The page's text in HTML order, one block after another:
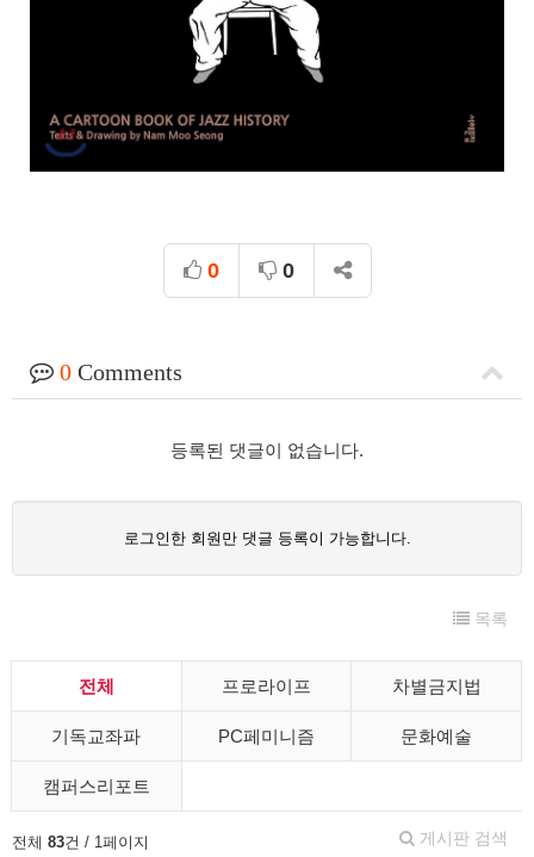
0 0
0 Comments
등록된 댓글이 없습니다.
로그인한 회원만 댓글 등록이 가능합니다.
목록
전체 프로라이프 차별금지법
기독교좌파 PC페미니즘 문화예술
캠퍼스리포트
게시판 검색
전체 83건 / 1페이지